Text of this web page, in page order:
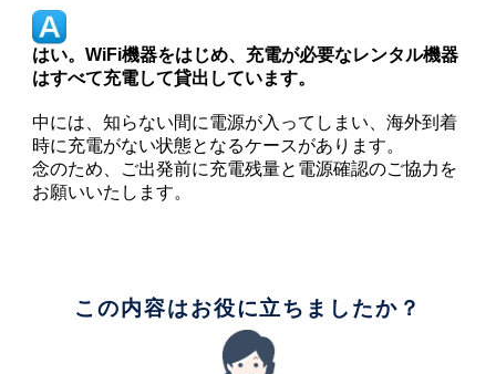
はい。WiFi機器をはじめ、充電が必要なレンタル機器
はすべて充電して貸出しています。
中には、知らない間に電源が入ってしまい、海外到着
時に充電がない状態となるケースがあります。
念のため、ご出発前に充電残量と電源確認のご協力を
お願いいたします。
この内容はお役に立ちましたか？